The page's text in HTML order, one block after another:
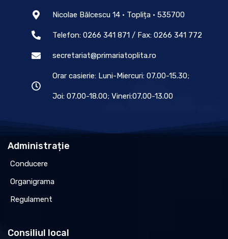
Nicolae Bălcescu 14 • Toplița • 535700
Telefon: 0266 341 871 / Fax: 0266 341 772
secretariat@primariatoplita.ro
Orar casierie: Luni-Miercuri: 07.00-15.30;
Joi: 07.00-18.00; Vineri:07.00-13.00
Administrație
Conducere
Organigrama
Regulament
Consiliul local